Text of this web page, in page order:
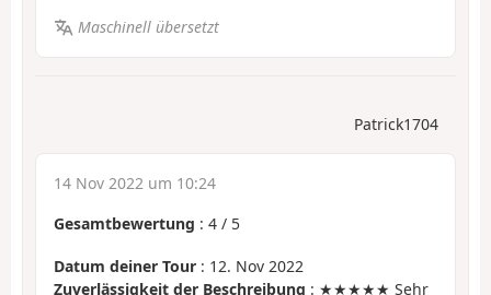
Maschinell übersetzt
Patrick1704
14 Nov 2022 um 10:24
Gesamtbewertung : 4 / 5
Datum deiner Tour : 12. Nov 2022
Zuverlässigkeit der Beschreibung : ★★★★★ Sehr